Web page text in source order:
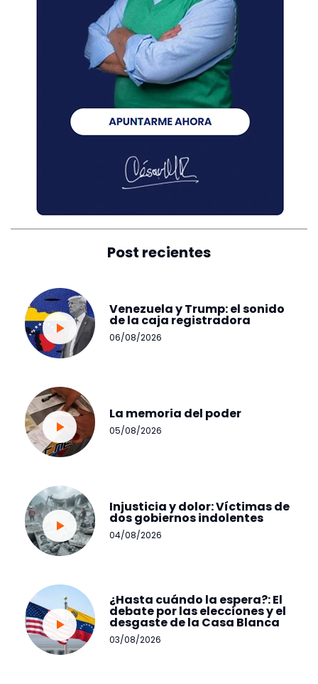
Post recientes
Venezuela y Trump: el sonido
de la caja registradora
06/08/2026
La memoria del poder
05/08/2026
Injusticia y dolor: Víctimas de
dos gobiernos indolentes
04/08/2026
¿Hasta cuándo la espera?: El
debate por las elecciones y el
desgaste de la Casa Blanca
03/08/2026